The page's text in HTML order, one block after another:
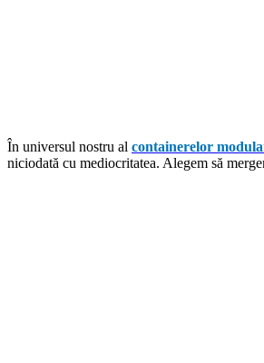
În universul nostru al containerelor
niciodată cu mediocritatea. Alegem să